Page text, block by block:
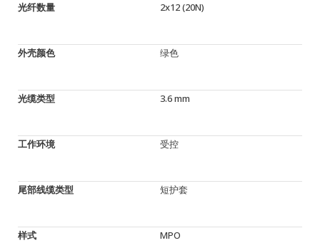
光纤数量 2x12 (20N)
外壳颜色 绿色
光缆类型 3.6 mm
工作环境 受控
尾部线缆类型 短护套
样式 MPO